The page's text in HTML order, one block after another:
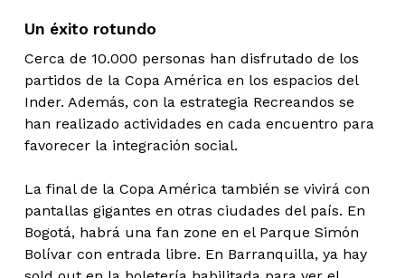
Un éxito rotundo
Cerca de 10.000 personas han disfrutado de los
partidos de la Copa América en los espacios del
Inder. Además, con la estrategia Recreandos se
han realizado actividades en cada encuentro para
favorecer la integración social.
La final de la Copa América también se vivirá con
pantallas gigantes en otras ciudades del país. En
Bogotá, habrá una fan zone en el Parque Simón
Bolívar con entrada libre. En Barranquilla, ya hay